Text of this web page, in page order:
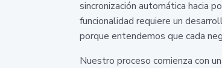
sincronización automática hacia
funcionalidad requiere un
porque entendemos que cada
Nuestro proceso comienza con